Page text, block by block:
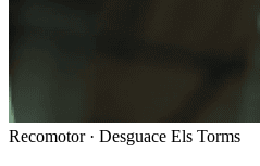
Recomotor · Desguace Els Torms